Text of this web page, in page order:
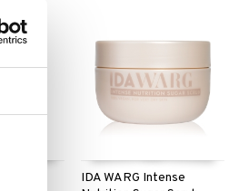
IDA WARG Intense